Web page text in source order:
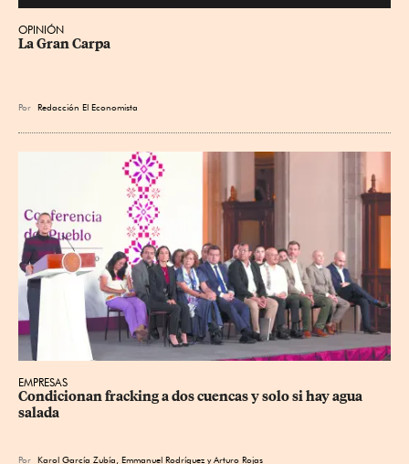
OPINIÓN
La Gran Carpa
Por Redacción El Economista
EMPRESAS
Condicionan fracking a dos cuencas y solo si hay agua
salada
Por Karol García Zubía, Emmanuel Rodríguez yArturo Rojas